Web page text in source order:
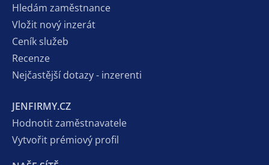
Hledám zaměstnance
Vložit nový inzerát
Ceník služeb
Recenze
Nejčastější dotazy - inzerenti
JENFIRMY.CZ
Hodnotit zaměstnavatele
Vytvořit prémiový profil